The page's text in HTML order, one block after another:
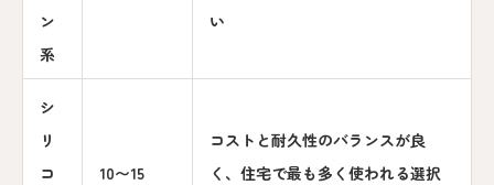
ン
系
い
シ
リ
コ
10〜15
コストと耐久性のバランスが良
く、住宅で最も多く使われる選択